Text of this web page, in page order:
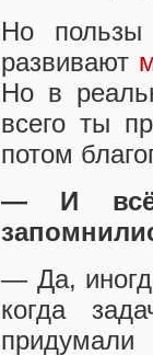
Но
развивают
Но в
всего ты
потом
— И всё
— Да,
когда
придумали